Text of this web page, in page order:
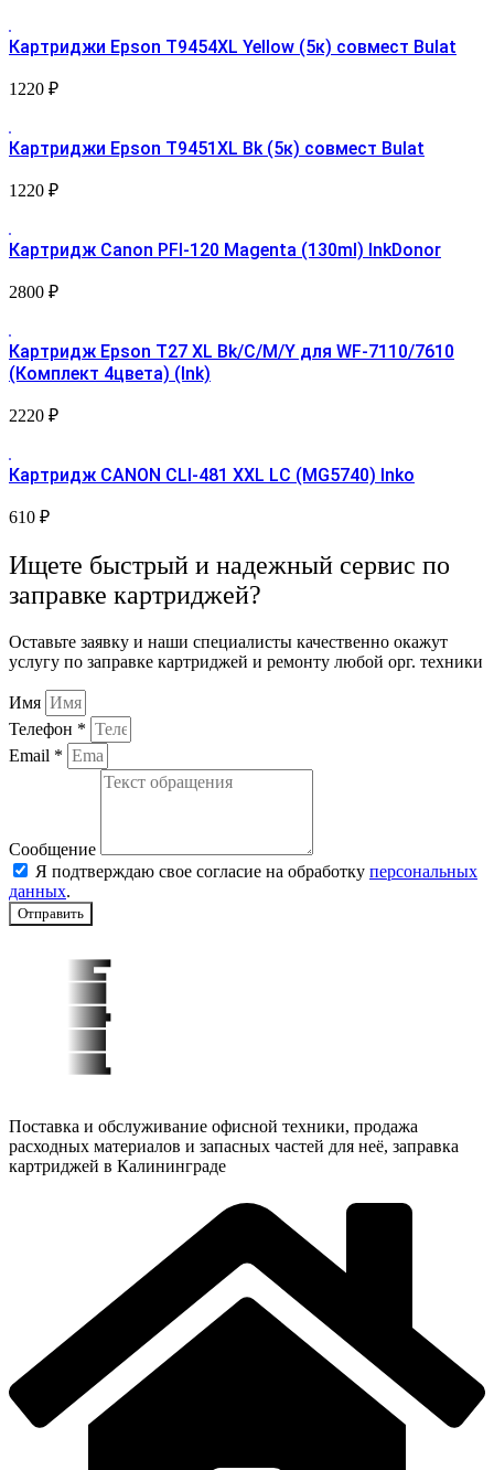
Картриджи Epson T9454XL Yellow (5к) совмест Bulat
1220 ₽
Картриджи Epson T9451XL Bk (5к) совмест Bulat
1220 ₽
Картридж Canon PFI-120 Magenta (130ml) InkDonor
2800 ₽
Картридж Epson T27 XL Bk/C/M/Y для WF-7110/7610
(Комплект 4цвета) (Ink)
2220 ₽
Картридж CANON CLI-481 XXL LC (MG5740) Inko
610 ₽
Ищете быстрый и надежный сервис по
заправке картриджей?
Оставьте заявку и наши специалисты качественно окажут
услугу по заправке картриджей и ремонту любой орг. техники
Имя
Телефон *
Email *
Сообщение
Я подтверждаю свое согласие на обработку персональных
данных.
Отправить
Поставка и обслуживание офисной техники, продажа
расходных материалов и запасных частей для неё, заправка
картриджей в Калининграде